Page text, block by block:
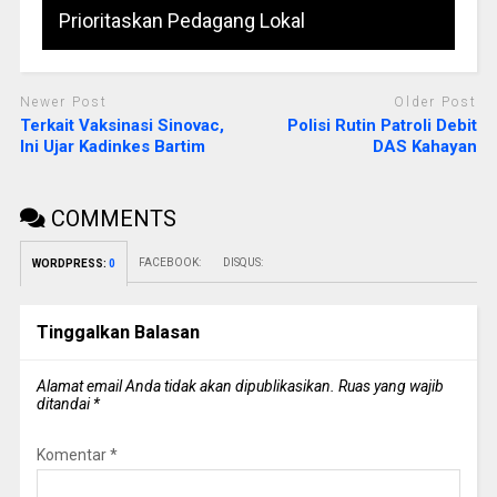
Prioritaskan Pedagang Lokal
Newer Post
Terkait Vaksinasi Sinovac,
Ini Ujar Kadinkes Bartim
Older Post
Polisi Rutin Patroli Debit
DAS Kahayan
COMMENTS
WORDPRESS: 0 FACEBOOK: DISQUS:
Tinggalkan Balasan
Alamat email Anda tidak akan dipublikasikan. Ruas yang wajib
ditandai*
Komentar*